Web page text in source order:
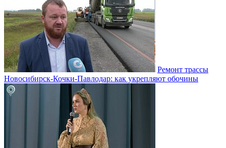
Ремонт трассы
Новосибирск-Кочки-Павлодар: как укрепляют обочины